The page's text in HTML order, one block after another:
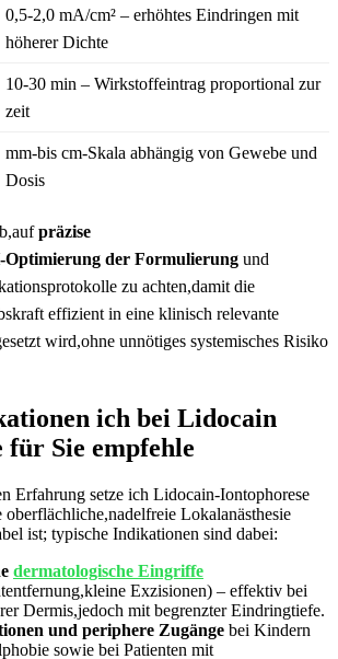
0,5-2,0 mA/cm² – erhöhtes Eindringen mit
höherer Dichte
10-30‍ min – Wirkstoffeintrag proportional zur
zeit
mm‑bis ⁣cm‑Skala abhängig von Gewebe und
Dosis
präzise‌
der Formulierung und
⁢zu achten,damit die
effizient‌ in ‌eine klinisch relevante
wird,ohne unnötiges systemisches Risiko
ich bei ⁣Lidocain
für Sie ⁢empfehle
Erfahrung setze ich Lidocain‑Iontophorese
oberflächliche,nadelfreie Lokalanästhesie
‍ist; typische Indikationen ⁤sind ​dabei:
dermatologische Eingriffe
Exzisionen)‌ – effektiv‌ bei
Dermis,jedoch mit begrenzter Eindringtiefe.
und periphere‍ Zugänge bei Kindern
sowie bei Patienten mit